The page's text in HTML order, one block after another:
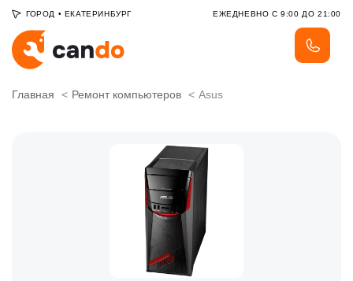
ГОРОД • ЕКАТЕРИНБУРГ ЕЖЕДНЕВНО С 9:00 ДО 21:00
Главная Ремонт компьютеров Asus